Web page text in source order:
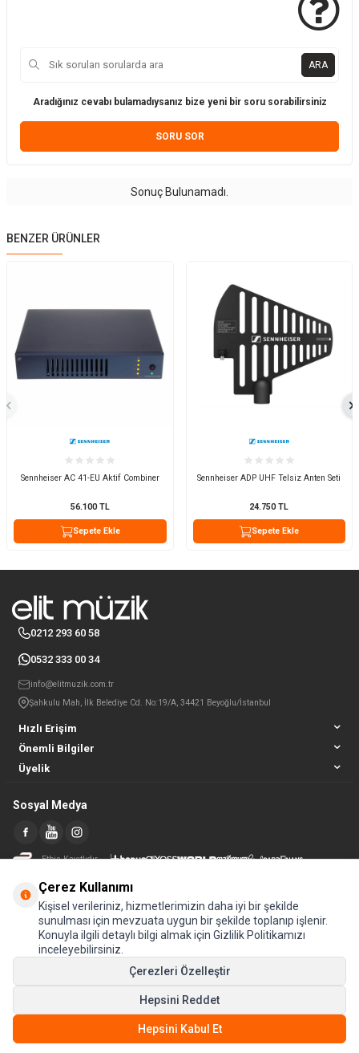
SEPETE EKLE
ARA
Aradığınız cevabı bulamadıysanız bize yeni bir soru sorabilirsiniz
SORU SOR
Sonuç Bulunamadı.
BENZER ÜRÜNLER
Sennheiser AC 41-EU Aktif Combiner
56.100TL
Sepete Ekle
Sennheiser ADP UHF Telsiz Anten Seti
24.750TL
Sepete Ekle
Hızlı Erişim
Önemli Bilgiler
Üyelik
0212 293 60 58
0532 333 00 34
info@elitmuzik.com.tr
Şahkulu Mah, İlk Belediye Cd. No:19/A, 34421 Beyoğlu/İstanbul
Sosyal Medya
Etbis Kayıtlıdır
© Tüm hakları saklıdır.
Çerez Kullanımı
Kişisel verileriniz, hizmetlerimizin daha iyi bir şekilde
sunulması için mevzuata uygun bir şekilde toplanıp işlenir.
Konuyla ilgili detaylı bilgi almak için Gizlilik Politikamızı
inceleyebilirsiniz.
Çerezleri Özelleştir
Hepsini Reddet
Hepsini Kabul Et